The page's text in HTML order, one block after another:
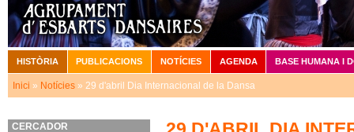
Menú principal
HISTÒRIA PUBLICACIONS NOTÍCIES AGENDA BASE HUMANA I
Esteu aquí
Inici » Notícies » 29 d'abril Dia Internacional de la Dansa
CERCADOR